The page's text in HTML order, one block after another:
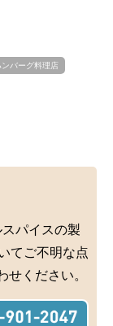
ンバーグ料理店
パイスの製
てご不明な点
せください。